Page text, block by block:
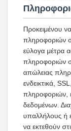
Προκειμένου
πληροφοριών
εύλογα μέτρα
πληροφοριών
απώλειας
ενδεικτικά,
πληροφοριών,
δεδομένων.
υπαλλήλους ή
να εκτεθούν